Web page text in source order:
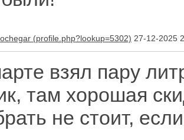
27-12-2025
взял пару
там хорошая
не стоит,